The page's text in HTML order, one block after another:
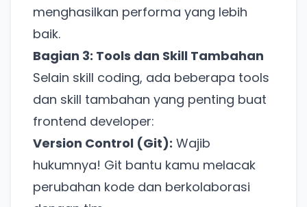
menghasilkan performa yang lebih
baik.
Bagian 3: Tools dan Skill Tambahan
Selain skill coding, ada beberapa tools
dan skill tambahan yang penting buat
frontend developer:
Version Control (Git): Wajib
hukumnya! Git bantu kamu melacak
perubahan kode dan berkolaborasi